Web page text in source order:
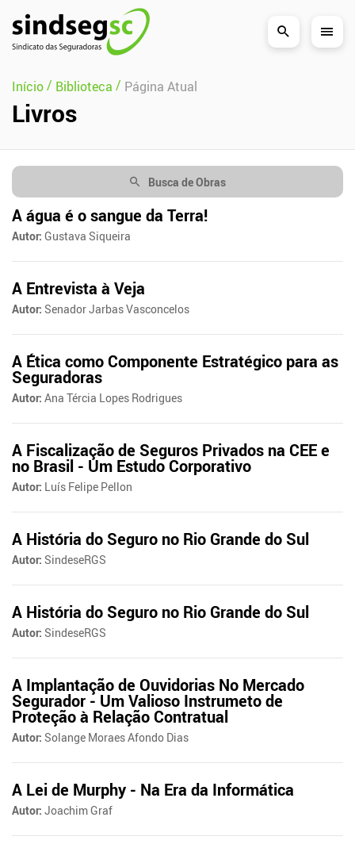
Pular Navegação (s)
Início/ Biblioteca / Página Atual
Livros
Busca de Obras
A água é o sangue da Terra!
Autor: Gustava Siqueira
A Entrevista à Veja
Autor: Senador Jarbas Vasconcelos
A Ética como Componente Estratégico para as
Seguradoras
Autor: Ana Tércia Lopes Rodrigues
A Fiscalização de Seguros Privados na CEE e
no Brasil - Um Estudo Corporativo
Autor: Luís Felipe Pellon
A História do Seguro no Rio Grande do Sul
Autor: SindeseRGS
A História do Seguro no Rio Grande do Sul
Autor: SindeseRGS
A Implantação de Ouvidorias No Mercado
Segurador - Um Valioso Instrumeto de
Proteção à Relação Contratual
Autor: Solange Moraes Afondo Dias
A Lei de Murphy - Na Era da Informática
Autor: Joachim Graf